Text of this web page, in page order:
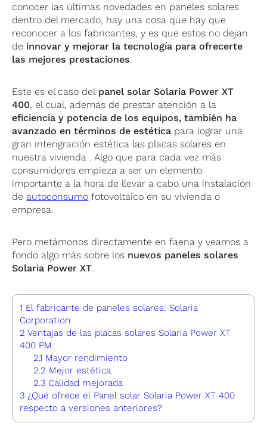
conocer las últimas novedades en paneles solares
dentro del mercado, hay una cosa que hay que
reconocer a los fabricantes, y es que estos no dejan
de innovar y mejorar la tecnología para ofrecerte
las mejores prestaciones.
Este es el caso del panel solar Solaria Power XT
400, el cual, además de prestar atención a la
eficiencia y potencia de los equipos, también ha
avanzado en términos de estética para lograr una
gran intengración estética las placas solares en
nuestra vivienda . Algo que para cada vez más
consumidores empieza a ser un elemento
importante a la hora de llevar a cabo una instalación
de autoconsumo fotovoltaico en su vivienda o
empresa.
Pero metámonos directamente en faena y veamos a
fondo algo más sobre los nuevos paneles solares
Solaria Power XT.
1 El fabricante de paneles solares: Solaria
Corporation
2 Ventajas de las placas solares Solaria Power XT
400 PM
2.1 Mayor rendimiento
2.2 Mejor estética
2.3 Calidad mejorada
3 ¿Qué ofrece el Panel solar Solaria Power XT 400
respecto a versiones anteriores?